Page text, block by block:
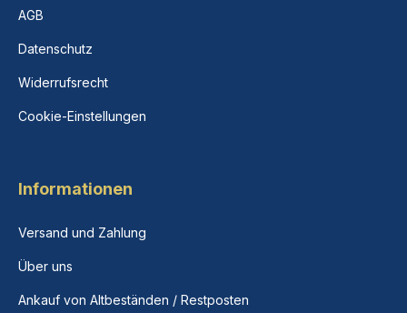
AGB
Datenschutz
Widerrufsrecht
Cookie-Einstellungen
Informationen
Versand und Zahlung
Über uns
Ankauf von Altbeständen / Restposten